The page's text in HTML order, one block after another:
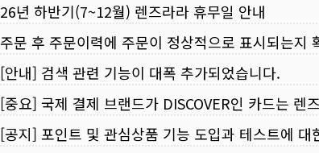
26년 하반기(7~12월) 렌즈라라 휴무일 안내
주문 후 주문이력에 주문이 정상적으로 표시되는지
[안내] 검색 관련 기능이 대폭 추가되었습니다.
[중요] 국제 결제 브랜드가 DISCOVER인 카드는 렌
[공지] 포인트 및 관심상품 기능 도입과 테스트에 대